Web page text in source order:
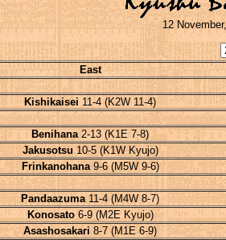
12
East
Kishikaisei 11-4 (K2W 11-4)
Benihana2-13 (K1E 7-8)
Jakusotsu 10-5 (K1W Kyujo)
Frinkanohana9-6 (M5W 9-6)
Pandaazuma11-4 (M4W 8-7)
Konosato6-9 (M2E Kyujo)
Asashosakari 8-7 (M1E 6-9)